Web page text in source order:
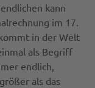
kann
im 17.
in der Welt
als Begriff
endlich,
als das